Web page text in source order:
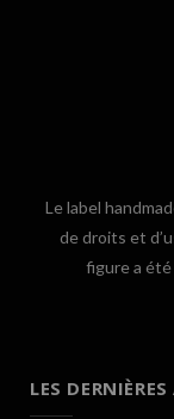
Le label
de droits et
figure a été
LES